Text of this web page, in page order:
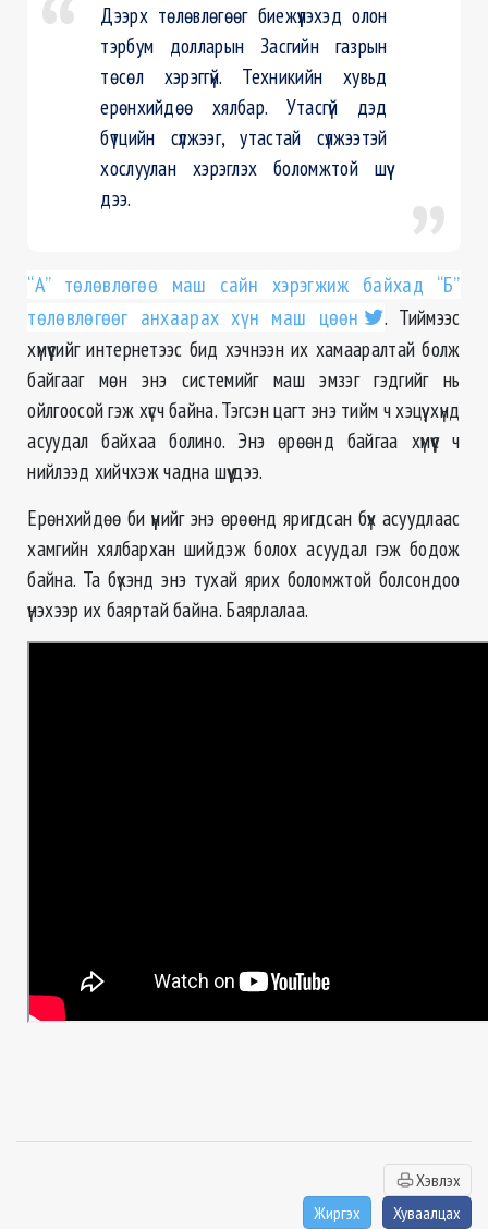
Дээрх төлөвлөгөөг биежүүлэхэд олон
тэрбум долларын Засгийн газрын
төсөл хэрэггүй. Техникийн хувьд
ерөнхийдөө хялбар. Утасгүй дэд
бүтцийн сүлжээг, утастай сүлжээтэй
хослуулан хэрэглэх боломжтой шүү
дээ.
“А” төлөвлөгөө маш сайн хэрэгжиж байхад “Б”
төлөвлөгөөг анхаарах хүн маш цөөн
. Тиймээс
хүмүүсийг интернетээс бид хэчнээн их хамааралтай болж
байгааг мөн энэ системийг маш эмзэг гэдгийг нь
ойлгоосой гэж хүсч байна. Тэгсэн цагт энэ тийм ч хэцүү, хүнд
асуудал байхаа болино. Энэ өрөөнд байгаа хүмүүс ч
нийлээд хийчхэж чадна шүү дээ.
Ерөнхийдөө би үүнийг энэ өрөөнд яригдсан бүх асуудлаас
хамгийн хялбархан шийдэж болох асуудал гэж бодож
байна. Та бүхэнд энэ тухай ярих боломжтой болсондоо
үнэхээр их баяртай байна. Баярлалаа.
Хэвлэх
Жиргэх
Хуваалцах